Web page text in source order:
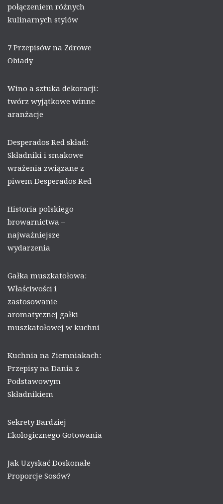
połączeniem różnych
kulinarnych stylów
7 Przepisów na Zdrowe
Obiady
Wino a sztuka dekoracji:
twórz wyjątkowe winne
aranżacje
Desperados Red skład:
Składniki i smakowe
wrażenia związane z
piwem Desperados Red
Historia polskiego
browarnictwa –
najważniejsze
wydarzenia
Gałka muszkatołowa:
Właściwości i
zastosowanie
aromatycznej gałki
muszkatołowej w kuchni
Kuchnia na Ziemniakach:
Przepisy na Dania z
Podstawowym
Składnikiem
Sekrety Bardziej
Ekologicznego Gotowania
Jak Uzyskać Doskonałe
Proporcje Sosów?